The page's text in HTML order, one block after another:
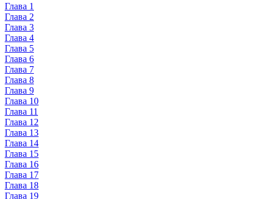
Глава 1
Глава 2
Глава 3
Глава 4
Глава 5
Глава 6
Глава 7
Глава 8
Глава 9
Глава 10
Глава 11
Глава 12
Глава 13
Глава 14
Глава 15
Глава 16
Глава 17
Глава 18
Глава 19